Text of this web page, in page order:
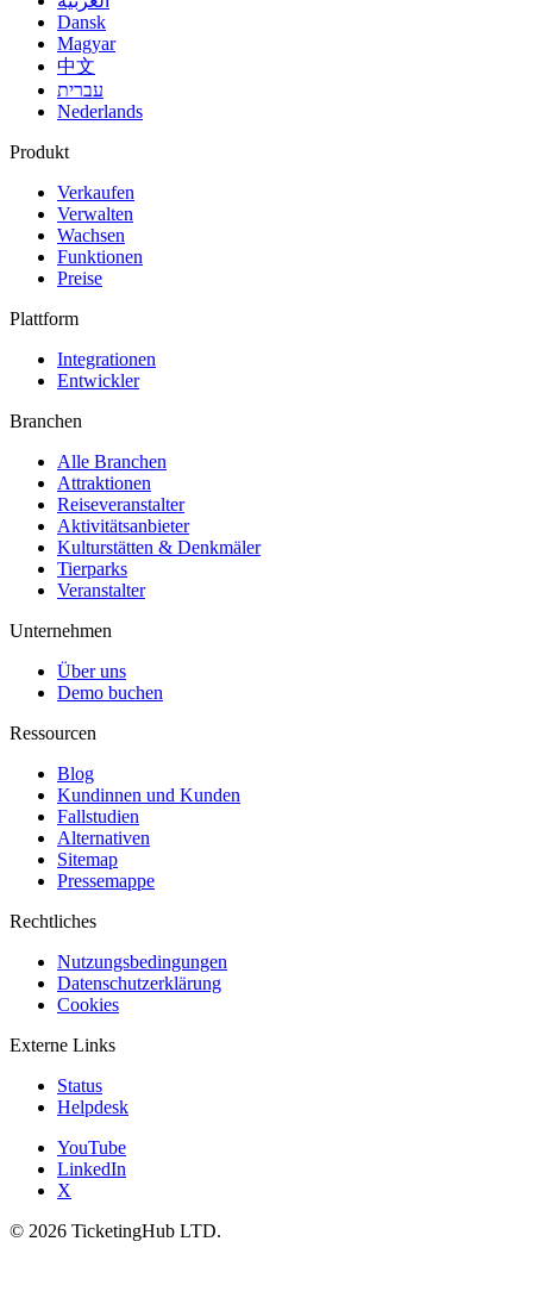
Dansk
Magyar
中文
עברית
Nederlands
Produkt
Verkaufen
Verwalten
Wachsen
Funktionen
Preise
Plattform
Integrationen
Entwickler
Branchen
Alle Branchen
Attraktionen
Reiseveranstalter
Aktivitätsanbieter
Kulturstätten & Denkmäler
Tierparks
Veranstalter
Unternehmen
Über uns
Demo buchen
Ressourcen
Blog
Kundinnen und Kunden
Fallstudien
Alternativen
Sitemap
Pressemappe
Rechtliches
Nutzungsbedingungen
Datenschutzerklärung
Cookies
Externe Links
Status
Helpdesk
YouTube
LinkedIn
X
© 2026 TicketingHub LTD.